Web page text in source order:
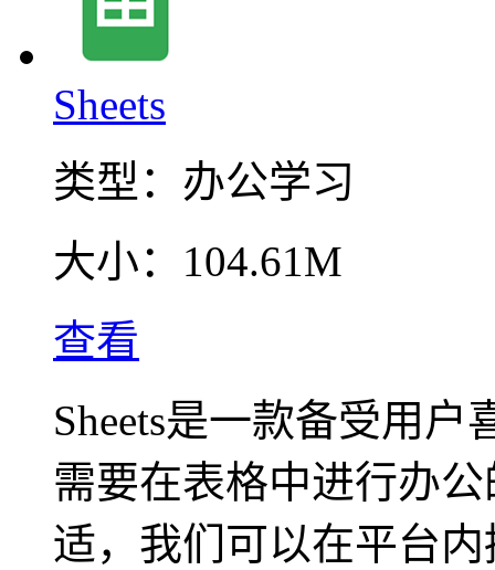
Sheets
类型： 办公学习
大小： 104.61M
查看
Sheets是一款备受用
需要在表格中进行办
适，我们可以在平台